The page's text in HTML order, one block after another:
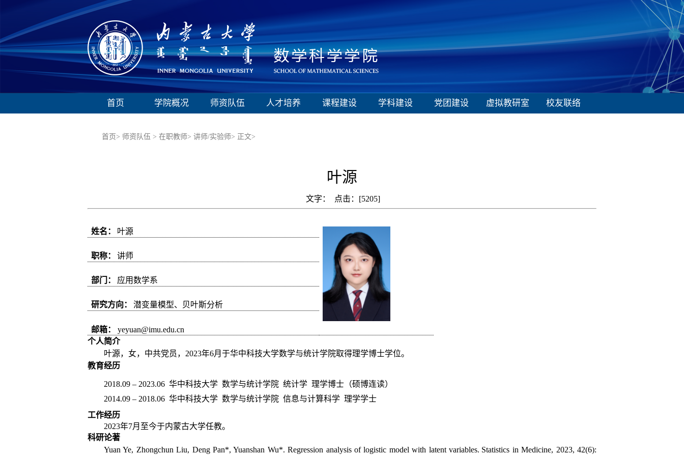
首页 学院概况 师资队伍 人才培养 课程建设 学科建设 党团建设 虚拟教研室 校友联络
首页> 师资队伍 > 在职教师> 讲师/实验师> 正文>
叶源
文字： 点击：[5205]
姓名： 叶源
职称： 讲师
部门： 应用数学系
研究方向： 潜变量模型、贝叶斯分析
邮箱：
yeyuan@imu.edu.cn
个人简介
叶源，女，中共党员， 2023年6月于华中科技大学数学与统计学院取得理学博士学位。
教育经历
2018.09 – 2023.06 华中科技大学 数学与统计学院 统计学 理学博士（硕博连读）
2014.09 – 2018.06 华中科技大学 数学与统计学院 信息与计算科学 理学学士
工作经历
2023年7月至今于内蒙古大学任教。
科研论著
Yuan Ye, Zhongchun Liu, Deng Pan*, Yuanshan Wu*. Regression analysis of logistic model with latent variables. Statistics in Medicine, 2023, 42(6):